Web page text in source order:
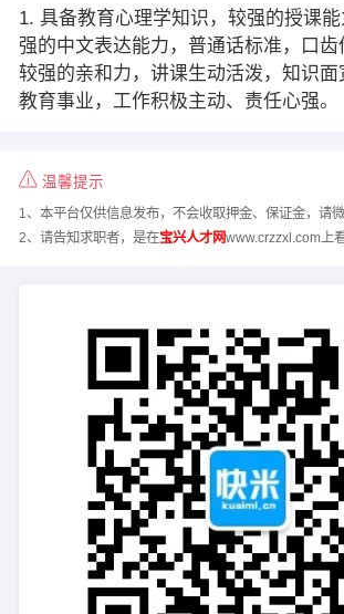
1. 具备教育心理学知识，较强的授课
强的中文表达能力，普通话标准，口
较强的亲和力，讲课生动活泼，知识面
教育事业，工作积极主动、责任心强。
温馨提示
1、本平台仅供信息发布，不会收取押金、保证金，请微
2、请告知求职者，是在宝兴人才网www.crzzxl.com上